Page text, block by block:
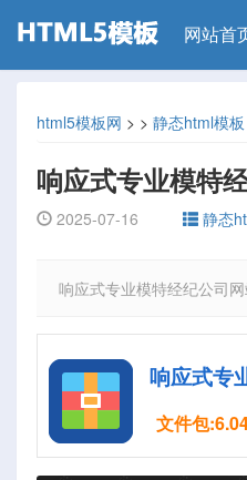
网站首
html5模板网 > > 静态html模板
响应式专业模特
2025-07-16 静态
响应式专业模特经纪公司
响应式专
文件包